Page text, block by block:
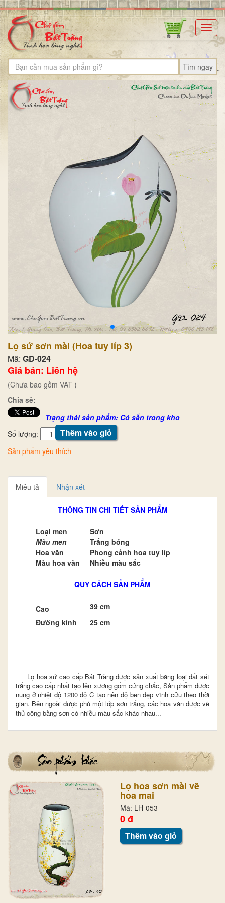
Tìm ngay
Lọ sứ sơn mài (Hoa tuy líp 3)
Mã: GD-024
Giá bán: Liên hệ
(Chưa bao gồm VAT )
Chia sẻ:
Trạng thái sản phẩm: Có sẵn trong kho
Số lượng:
Thêm vào giỏ
Sản phẩm yêu thích
Miêu tả Nhận xét
THÔNG TIN CHI TIẾT SẢN PHẨM
Loại men
Sơn
Màu men
Trắng bóng
Hoa văn
Phong cảnh hoa tuy líp
Màu hoa văn
Nhiều màu sắc
QUY CÁCH SẢN PHẨM
Cao
39 cm
Đường kính
25 cm
Lọ hoa sứ cao cấp Bát Tràng được sản xuất bằng loại đất sét
trắng cao cấp nhất tạo lên xương gốm cứng chắc, Sản phẩm được
nung ở nhiệt độ 1200 độ C tạo nên độ bền đẹp vĩnh cửu theo thời
gian. Bên ngoài được phủ một lớp sơn trắng, các hoa văn được vẽ
thủ công bằng sơn có nhiều màu sắc khác nhau...
Lọ hoa sơn mài vẽ
hoa mai
Mã: LH-053
0 đ
Thêm vào giỏ